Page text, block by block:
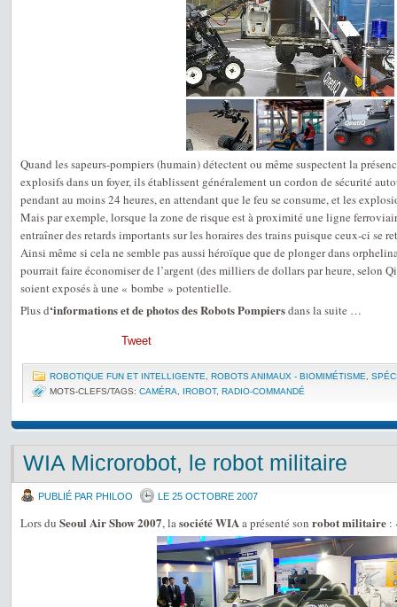
Quand les sapeurs-pompiers (humain) détectent ou même suspectent la
explosifs dans un foyer, ils établissent généralement un cordon de sécurité
pendant au moins 24 heures, en attendant que le feu se consume, et les
Mais par exemple, lorsque la zone de risque est à proximité une ligne
entraîner des retards importants sur les horaires des trains puisque ceux-ci se
Ainsi même si cela ne semble pas aussi héroïque que de plonger dans
pourrait faire économiser de l’argent (des milliers de dollars par heure, selon
soient exposés à une « bombe » potentielle.
Plus d‘informations et de photos des Robots Pompiersdans la suite …
Tweet
ROBOTIQUE FUN ET INTELLIGENTE ROBOTS ANIMAUX - BIOMIMÉTISME
MOTS-CLEFS/TAGS: CAMÉRA IROBOT, RADIO-COMMANDÉ
WIA Microrobot, le robot militaire
PUBLIÉ PAR PHILOO LE 25 OCTOBRE 2007
Lors du Seoul Air Show 2007, lasociété WIAa présenté son robot militaire :